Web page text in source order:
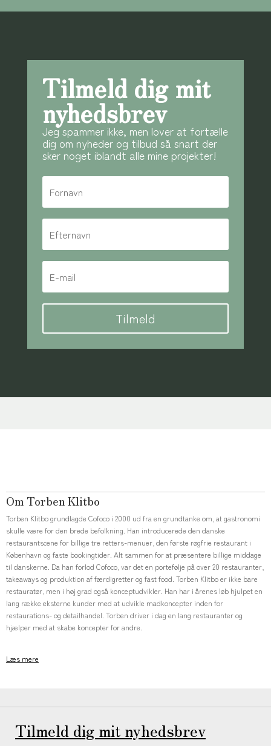
Tilmeld dig mit
nyhedsbrev
Jeg spammer ikke, men lover at fortælle
dig om nyheder og tilbud så snart der
sker noget iblandt alle mine projekter!
Tilmeld
Om Torben Klitbo
Torben Klitbo grundlagde Cofoco i 2000 ud fra en grundtanke om, at gastronomi
skulle være for den brede befolkning. Han introducerede den danske
restaurantscene for billige tre retters-menuer, den første røgfrie restaurant i
København og faste bookingtider. Alt sammen for at præsentere billige middage
til danskerne. Da han forlod Cofoco, var det en portefølje på over 20 restauranter,
takeaways og produktion af færdigretter og fast food. Torben Klitbo er ikke bare
restauratør, men i høj grad også konceptudvikler. Han har i årenes løb hjulpet en
lang række eksterne kunder med at udvikle madkoncepter inden for
restaurations- og detailhandel. Torben driver i dag en lang restauranter og
hjælper med at skabe koncepter for andre.
Læs mere
Tilmeld dig mit nyhedsbrev